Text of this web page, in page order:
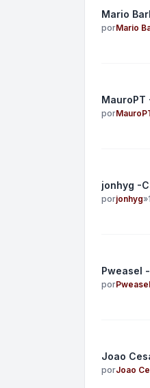
Mario
porMario
MauroPT
por
jonhyg -
porjonhyg»
Pweasel
porPweasel
Joao
porJoao